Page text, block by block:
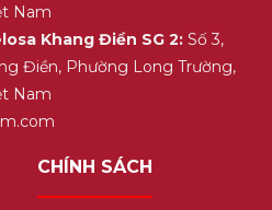
Nam
Khang Điền SG 2:Số 3,
Điền, Phường Long Trường,
Nam
CHÍNH SÁCH